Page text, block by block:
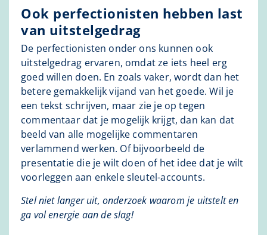
Ook perfectionisten hebben last
van uitstelgedrag
De perfectionisten onder ons kunnen ook
uitstelgedrag ervaren, omdat ze iets heel erg
goed willen doen. En zoals vaker, wordt dan het
betere gemakkelijk vijand van het goede. Wil je
een tekst schrijven, maar zie je op tegen
commentaar dat je mogelijk krijgt, dan kan dat
beeld van alle mogelijke commentaren
verlammend werken. Of bijvoorbeeld de
presentatie die je wilt doen of het idee dat je wilt
voorleggen aan enkele sleutel-accounts.
Stel niet langer uit, onderzoek waarom je uitstelt en
ga vol energie aan de slag!